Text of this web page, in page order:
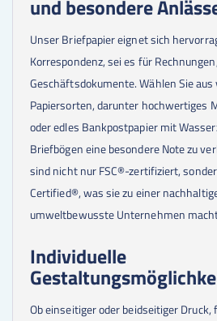
und besondere
Unser Briefpapier eignet sich
Korrespondenz, sei es für
Geschäftsdokumente. Wählen Sie
Papiersorten, darunter hochwertiges
oder edles Bankpostpapier mit
Briefbögen eine besondere Note zu
sind nicht nur FSC®-zertifiziert,
Certified®, was sie zu einer
umweltbewusste Unternehmen
Individuelle
Ob einseitiger oder beidseitiger